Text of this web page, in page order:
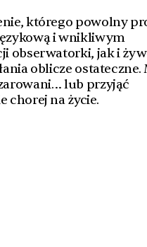
którego powolny
i wnikliwym
obserwatorki, jak i
oblicze ostateczne.
lub przyjąć
chorej na życie.